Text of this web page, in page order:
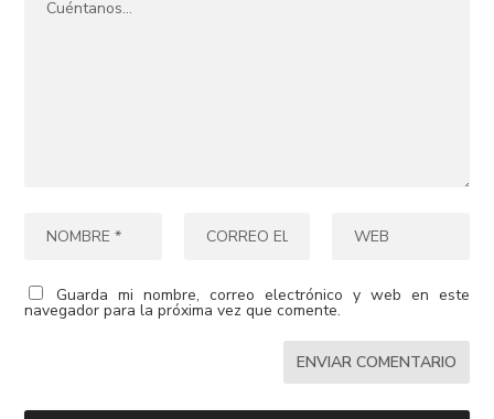
Guarda mi nombre, correo electrónico y web en este
navegador para la próxima vez que comente.